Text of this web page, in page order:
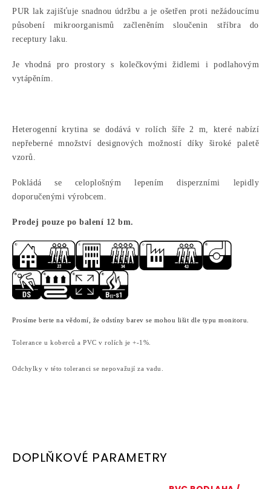
PUR lak zajišťuje snadnou údržbu a je ošetřen proti nežádoucímu
působení mikroorganismů začleněním sloučenin stříbra do
receptury laku.
Je vhodná pro prostory s kolečkovými židlemi i podlahovým
vytápěním.
Heterogenní krytina se dodává v rolích šíře 2 m, které nabízí
nepřeberné množství designových možností díky široké paletě
vzorů.
Pokládá se celoplošným lepením disperzními lepidly
doporučenými výrobcem.
Prodej pouze po balení 12 bm.
Prosíme berte na vědomí, že odstíny barev se mohou lišit dle typu monitoru.
Tolerance u koberců a PVC v rolích je +-1%.
Odchylky v této toleranci se nepovažují za vadu.
DOPLŇKOVÉ PARAMETRY